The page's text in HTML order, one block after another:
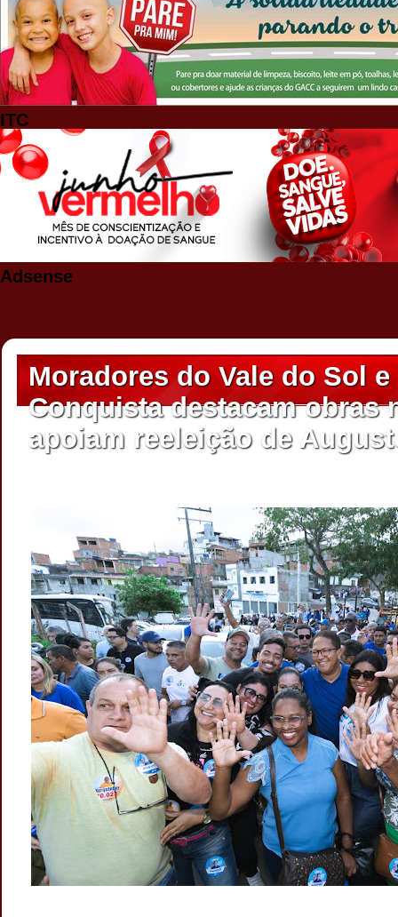
ITC
Adsense
Moradores do Vale do Sol
Conquista destacam obras
apoiam reeleição de